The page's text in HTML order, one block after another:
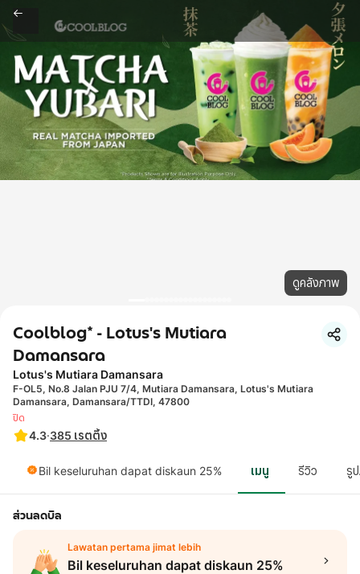
ดูคลังภาพ
Coolblog* - Lotus's Mutiara
Damansara
Lotus's Mutiara Damansara
F-OL5, No.8 Jalan PJU 7/4, Mutiara Damansara, Lotus's Mutiara
Damansara, Damansara/TTDI, 47800
4.3·385 เรตติ้ง
ปิด
Bil keseluruhan dapat diskaun 25% เมนู รีวิว รู
ส่วนลดบิล
Lawatan pertama jimat lebih
Bil keseluruhan dapat diskaun 25%